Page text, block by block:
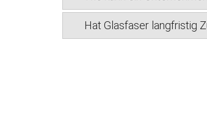
Hat Glasfaser langfristig